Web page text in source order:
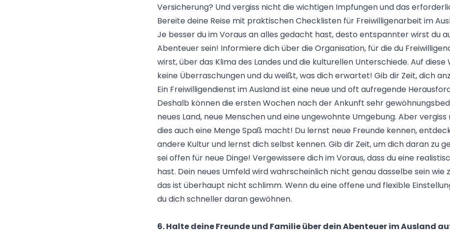
Versicherung? Und vergiss nicht die wichtigen Impfungen und das
Bereite deine Reise mit praktischen Checklisten für Freiwilligenarbeit im
Je besser du im Voraus an alles gedacht hast, desto entspannter wirst du
Abenteuer sein! Informiere dich über die Organisation, für die du
wirst, über das Klima des Landes und die kulturellen Unterschiede. Auf diese
keine Überraschungen und du weißt, was dich erwartet! Gib dir Zeit, dich
Ein Freiwilligendienst im Ausland ist eine neue und oft aufregende
Deshalb können die ersten Wochen nach der Ankunft sehr
neues Land, neue Menschen und eine ungewohnte Umgebung. Aber vergiss
dies auch eine Menge Spaß macht! Du lernst neue Freunde kennen,
andere Kultur und lernst dich selbst kennen. Gib dir Zeit, um dich daran zu
sei offen für neue Dinge! Vergewissere dich im Voraus, dass du eine
hast. Dein neues Umfeld wird wahrscheinlich nicht genau dasselbe sein wie
das ist überhaupt nicht schlimm. Wenn du eine offene und flexible
du dich schneller daran gewöhnen.
6. Halte deine Freunde und Familie über dein Abenteuer im Ausland